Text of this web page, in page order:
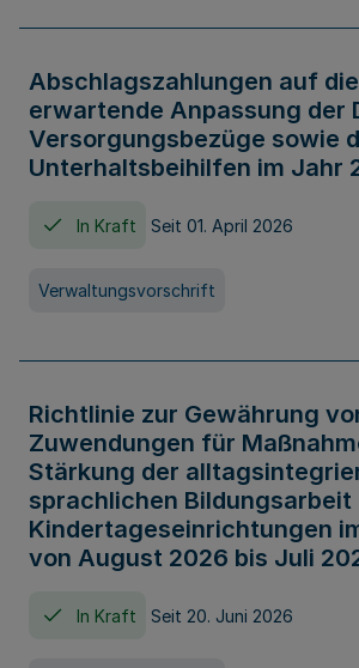
Abschlagszahlungen auf
erwartende Anpassung der
Versorgungsbezüge sowie
Unterhaltsbeihilfen im Jahr
In Kraft Seit 01. April 2026
Verwaltungsvorschrift
Richtlinie zur Gewährung
Zuwendungen für
Stärkung der
sprachlichen Bildungsarbeit
Kindertageseinrichtungen
von August 2026 bis Juli
In Kraft Seit 20. Juni 2026